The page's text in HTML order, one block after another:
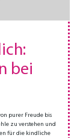
bei
purer Freude bis
zu verstehen und
für die kindliche